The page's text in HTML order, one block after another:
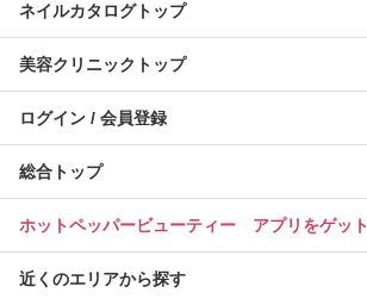
ネイルカタログトップ
美容クリニックトップ
ログイン / 会員登録
総合トップ
ホットペッパービューティー アプリをゲット
近くのエリアから探す